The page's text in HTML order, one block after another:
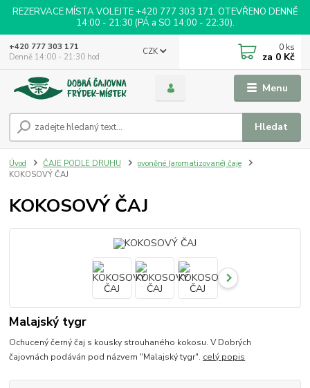
REZERVACE MÍSTA VOLEJTE +420 777 303 171. OTEVŘENO DENNĚ
14:00 - 21:30 (PÁ a SO 14:00 - 22:30).
Menu
CZK
Hledat
+420 777 303 171
Denně 14:00 - 21:30 hod
0 ks
za 0 Kč
Úvod ČAJE PODLE DRUHU
ovoněné (aromatizované) čaje
KOKOSOVÝ ČAJ
KOKOSOVÝ ČAJ
Malajský tygr
Ochucený černý čaj s kousky strouhaného kokosu. V Dobrých
čajovnách podáván pod názvem "Malajský tygr". celý popis